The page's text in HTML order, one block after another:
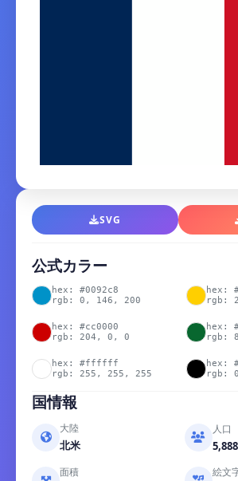
SVG
公式カラー
hex: #0092c8
rgb: 0, 146, 200
hex:
rgb:
hex: #cc0000
rgb: 204, 0, 0
hex:
rgb:
hex: #ffffff
rgb: 255, 255, 255
hex:
rgb:
国情報
大陸
北米
人口
面積 絵文